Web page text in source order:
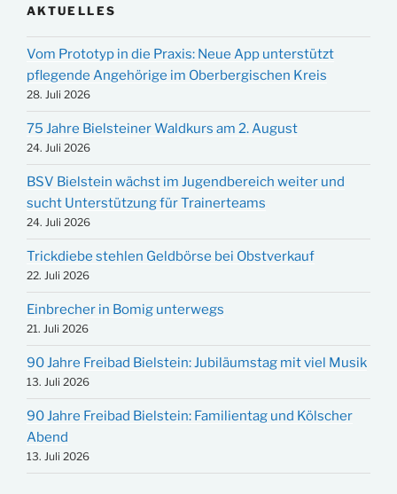
AKTUELLES
Vom Prototyp in die Praxis: Neue App unterstützt
pflegende Angehörige im Oberbergischen Kreis
28. Juli 2026
75 Jahre Bielsteiner Waldkurs am 2. August
24. Juli 2026
BSV Bielstein wächst im Jugendbereich weiter und
sucht Unterstützung für Trainerteams
24. Juli 2026
Trickdiebe stehlen Geldbörse bei Obstverkauf
22. Juli 2026
Einbrecher in Bomig unterwegs
21. Juli 2026
90 Jahre Freibad Bielstein: Jubiläumstag mit viel Musik
13. Juli 2026
90 Jahre Freibad Bielstein: Familientag und Kölscher
Abend
13. Juli 2026